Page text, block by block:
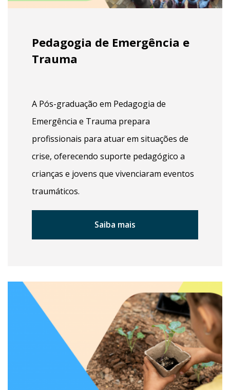
Pedagogia de Emergência e
Trauma
A Pós-graduação em Pedagogia de
Emergência e Trauma prepara
profissionais para atuar em situações de
crise, oferecendo suporte pedagógico a
crianças e jovens que vivenciaram eventos
traumáticos.
Saiba mais